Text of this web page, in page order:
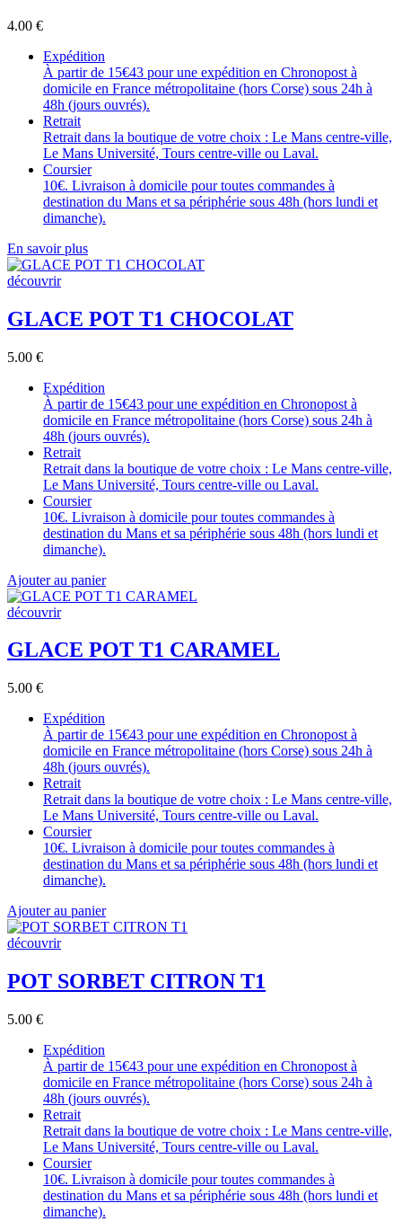
4.00 €
Expédition
À partir de 15€43 pour une expédition en Chronopost à
domicile en France métropolitaine (hors Corse) sous 24h à
48h (jours ouvrés).
Retrait
Retrait dans la boutique de votre choix : Le Mans centre-ville,
Le Mans Université, Tours centre-ville ou Laval.
Coursier
10€. Livraison à domicile pour toutes commandes à
destination du Mans et sa périphérie sous 48h (hors lundi et
dimanche).
En savoir plus
découvrir
GLACE POT T1 CHOCOLAT
5.00 €
Expédition
À partir de 15€43 pour une expédition en Chronopost à
domicile en France métropolitaine (hors Corse) sous 24h à
48h (jours ouvrés).
Retrait
Retrait dans la boutique de votre choix : Le Mans centre-ville,
Le Mans Université, Tours centre-ville ou Laval.
Coursier
10€. Livraison à domicile pour toutes commandes à
destination du Mans et sa périphérie sous 48h (hors lundi et
dimanche).
Ajouter au panier
découvrir
GLACE POT T1 CARAMEL
5.00 €
Expédition
À partir de 15€43 pour une expédition en Chronopost à
domicile en France métropolitaine (hors Corse) sous 24h à
48h (jours ouvrés).
Retrait
Retrait dans la boutique de votre choix : Le Mans centre-ville,
Le Mans Université, Tours centre-ville ou Laval.
Coursier
10€. Livraison à domicile pour toutes commandes à
destination du Mans et sa périphérie sous 48h (hors lundi et
dimanche).
Ajouter au panier
découvrir
POT SORBET CITRON T1
5.00 €
Expédition
À partir de 15€43 pour une expédition en Chronopost à
domicile en France métropolitaine (hors Corse) sous 24h à
48h (jours ouvrés).
Retrait
Retrait dans la boutique de votre choix : Le Mans centre-ville,
Le Mans Université, Tours centre-ville ou Laval.
Coursier
10€. Livraison à domicile pour toutes commandes à
destination du Mans et sa périphérie sous 48h (hors lundi et
dimanche).